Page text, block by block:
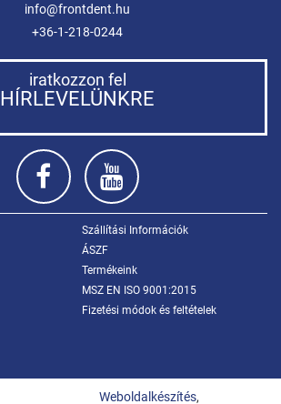
info@frontdent.hu
+36-1-218-0244
iratkozzon fel
HÍRLEVELÜNKRE
Szállítási Információk
ÁSZF
Termékeink
MSZ EN ISO 9001:2015
Fizetési módok és feltételek
Weboldalkészítés,